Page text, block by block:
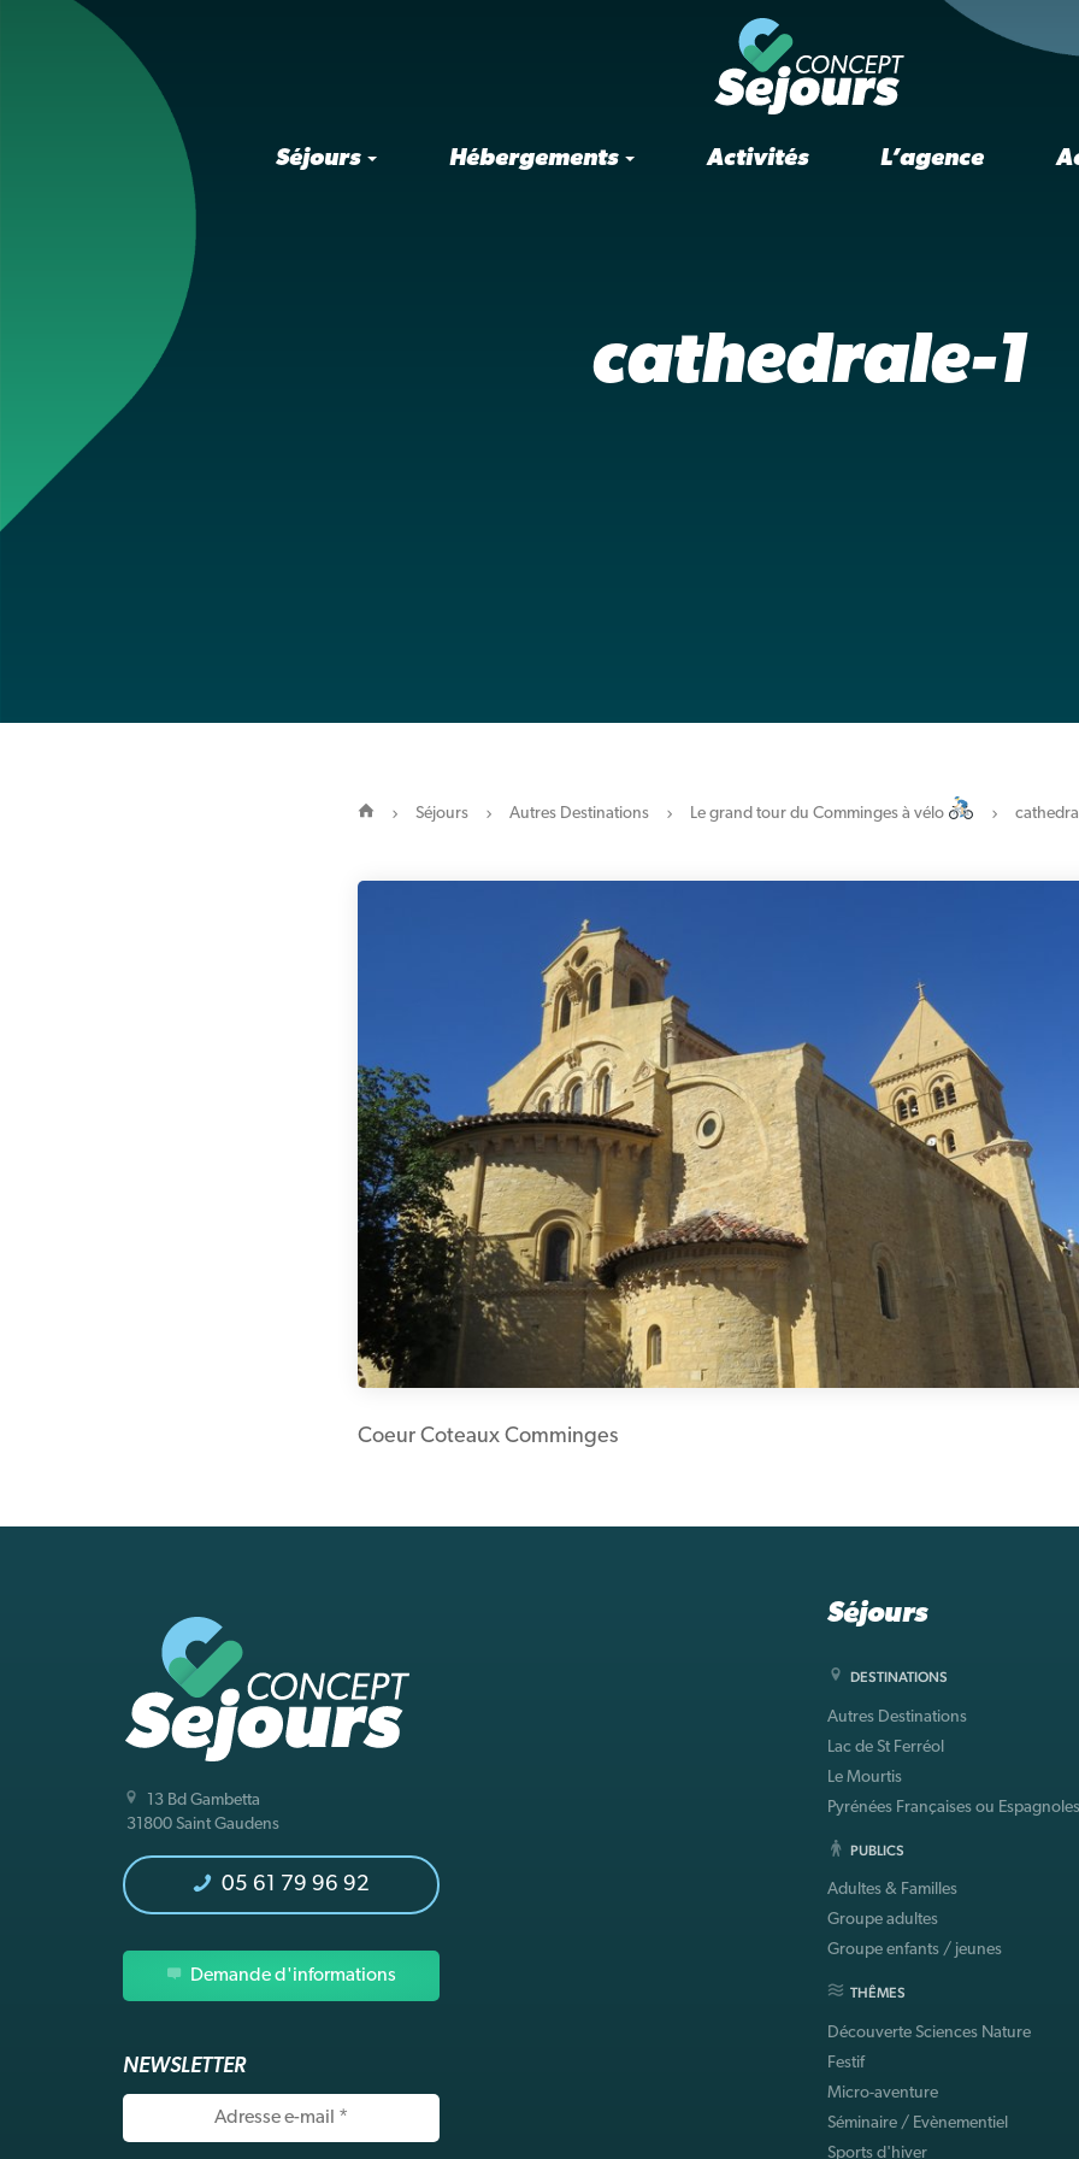
Séjours Hébergements Activités L’agence
cathedrale-1
Séjours Autres Destinations Le grand tour du Comminges à vélo
Coeur Coteaux Comminges
13 Bd Gambetta
31800 Saint Gaudens
05 61 79 96 92
Demande d'informations
NEWSLETTER
Adresse
Séjours
DESTINATIONS
Autres Destinations
Lac de St Ferréol
Le Mourtis
Pyrénées Françaises ou Espagnoles
PUBLICS
Adultes & Familles
Groupe adultes
Groupe enfants / jeunes
THÊMES
Découverte Sciences Nature
Festif
Micro-aventure
Séminaire / Evènementiel
Sports d'hiver